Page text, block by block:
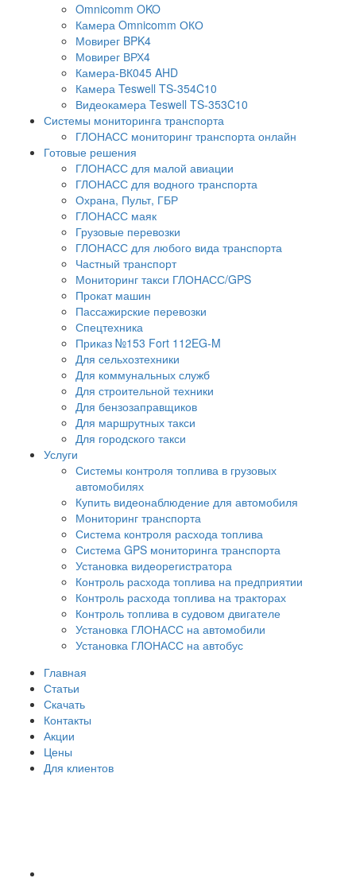
Omnicomm OKO
Камера Omnicomm ОКО
Мовирег BPK4
Мовирег ВРХ4
Камера-ВК045 AHD
Камера Teswell TS-354C10
Видеокамера Teswell TS-353C10
Системы мониторинга транспорта
ГЛОНАСС мониторинг транспорта онлайн
Готовые решения
ГЛОНАСС для малой авиации
ГЛОНАСС для водного транспорта
Охрана, Пульт, ГБР
ГЛОНАСС маяк
Грузовые перевозки
ГЛОНАСС для любого вида транспорта
Частный транспорт
Мониторинг такси ГЛОНАСС/GPS
Прокат машин
Пассажирские перевозки
Спецтехника
Приказ №153 Fort 112EG-M
Для сельхозтехники
Для коммунальных служб
Для строительной техники
Для бензозаправщиков
Для маршрутных такси
Для городского такси
Услуги
Системы контроля топлива в грузовых
автомобилях
Купить видеонаблюдение для автомобиля
Мониторинг транспорта
Система контроля расхода топлива
Система GPS мониторинга транспорта
Установка видеорегистратора
Контроль расхода топлива на предприятии
Контроль расхода топлива на тракторах
Контроль топлива в судовом двигателе
Установка ГЛОНАСС на автомобили
Установка ГЛОНАСС на автобус
Главная
Статьи
Скачать
Контакты
Акции
Цены
Для клиентов